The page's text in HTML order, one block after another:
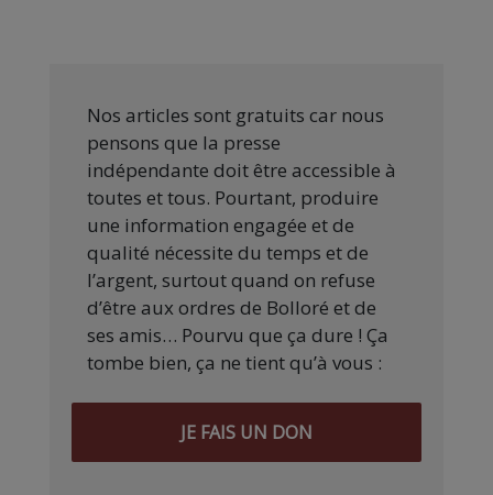
Nos articles sont gratuits car nous
pensons que la presse
indépendante doit être accessible à
toutes et tous. Pourtant, produire
une information engagée et de
qualité nécessite du temps et de
l’argent, surtout quand on refuse
d’être aux ordres de Bolloré et de
ses amis… Pourvu que ça dure ! Ça
tombe bien, ça ne tient qu’à vous :
JE FAIS UN DON